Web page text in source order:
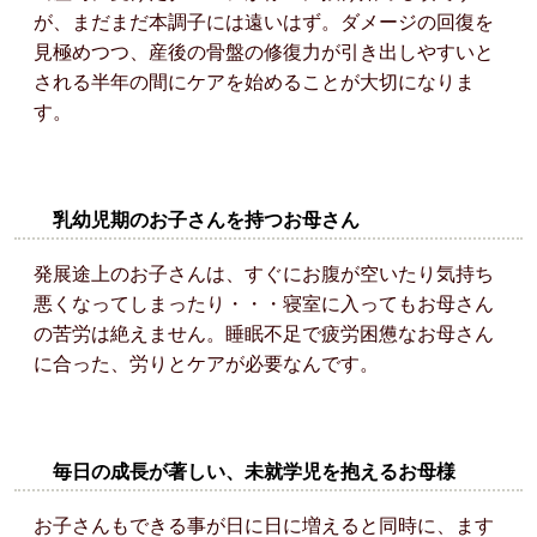
が、まだまだ本調子には遠いはず。ダメージの回復を
見極めつつ、産後の骨盤の修復力が引き出しやすいと
される半年の間にケアを始めることが大切になりま
す。
乳幼児期のお子さんを持つお母さん
発展途上のお子さんは、すぐにお腹が空いたり気持ち
悪くなってしまったり・・・寝室に入ってもお母さん
の苦労は絶えません。睡眠不足で疲労困憊なお母さん
に合った、労りとケアが必要なんです。
毎日の成長が著しい、未就学児を抱えるお母様
お子さんもできる事が日に日に増えると同時に、ます